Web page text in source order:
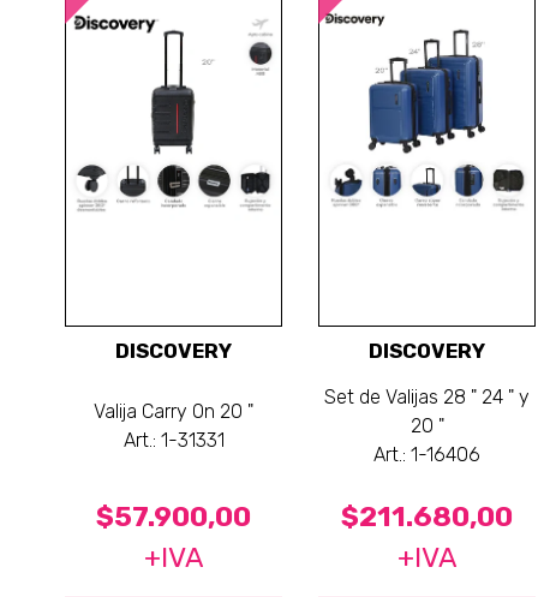
DISCOVERY
Valija Carry On 20 "
Art.: 1-31331
$57.900,00
+IVA
DISCOVERY
Set de Valijas 28 " 24 " y
20 "
Art.: 1-16406
$211.680,00
+IVA